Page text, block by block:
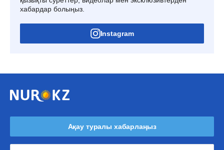
хабардар болыңыз.
Instagram
Ақау туралы хабарлаңыз